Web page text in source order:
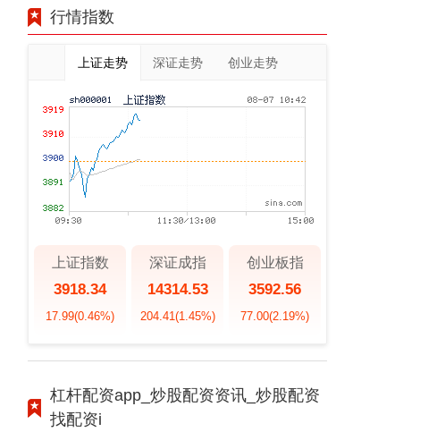
行情指数
上证走势 深证走势 创业走势
上证指数
3918.34
17.99(0.46%)
深证成指
14314.53
204.41 (1.45%)
创业板指
3592.56
77.00(2.19%)
杠杆配资app_炒股配资资讯_炒股配资
找配资i